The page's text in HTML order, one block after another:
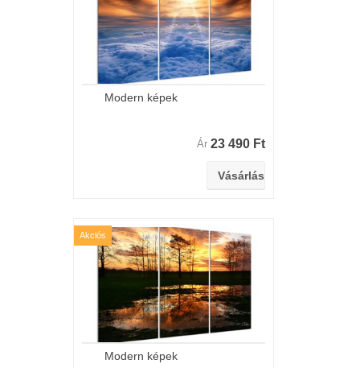
Modern képek
Ár 23 490 Ft
Modern képek
Akciós